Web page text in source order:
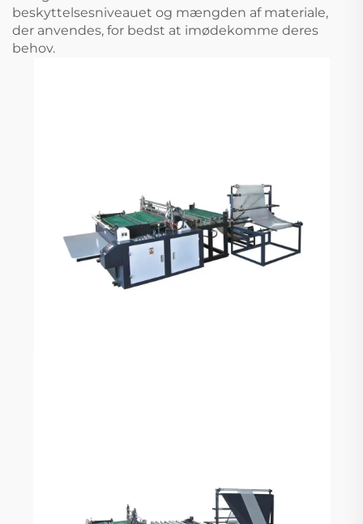
beskyttelsesniveauet og mængden af materiale,
der anvendes, for bedst at imødekomme deres
behov.